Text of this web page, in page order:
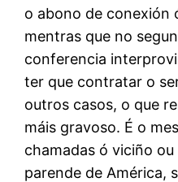
o abono de conexión
mentras que no
conferencia
ter que contratar o
outros casos, o que
máis gravoso. É o
chamadas ó viciño
parende de América,